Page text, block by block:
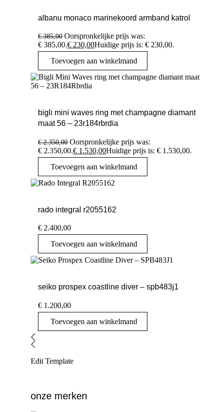
albanu monaco marinekoord armband katrol
€385,00 Oorspronkelijke prijs was:
€ 385,00.€ 230,00Huidige prijs is: € 230,00.
Toevoegen aan winkelmand
bigli mini waves ring met champagne diamant
maat 56 – 23r184rbrdia
€2.350,00 Oorspronkelijke prijs was:
€ 2.350,00.€ 1.530,00Huidige prijs is: € 1.530,00.
Toevoegen aan winkelmand
rado integral r2055162
€ 2.400,00
Toevoegen aan winkelmand
seiko prospex coastline diver – spb483j1
€ 1.200,00
Toevoegen aan winkelmand
Edit Template
onze merken